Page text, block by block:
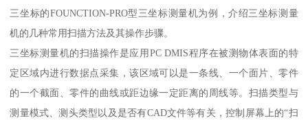
三坐标的FOUNCTION-PRO型三坐标测量机为例，介绍三坐标测量
机的几种常用扫描方法及其操作步骤。
三坐标测量机的扫描操作是应用PC DMIS程序在被测物体表面的特
定区域内进行数据点采集，该区域可以是一条线、一个面片、零件
的一个截面、零件的曲线或距边缘一定距离的周线等。扫描类型与
测量模式、测头类型以及是否有CAD文件等有关，控制屏幕上的“扫